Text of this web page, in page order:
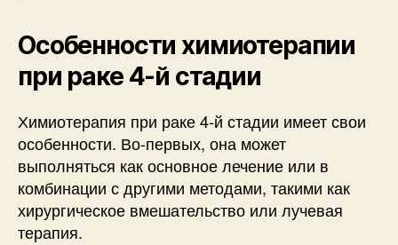
Особенности химиотерапии
при раке 4-й стадии
Химиотерапия при раке 4-й стадии имеет свои
особенности. Во-первых, она может
выполняться как основное лечение или в
комбинации с другими методами, такими как
хирургическое вмешательство или лучевая
терапия.